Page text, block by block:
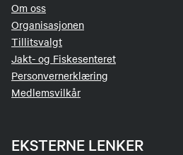
Om oss
Organisasjonen
Tillitsvalgt
Jakt- og Fiskesenteret
Personvernerklæring
Medlemsvilkår
EKSTERNE LENKER